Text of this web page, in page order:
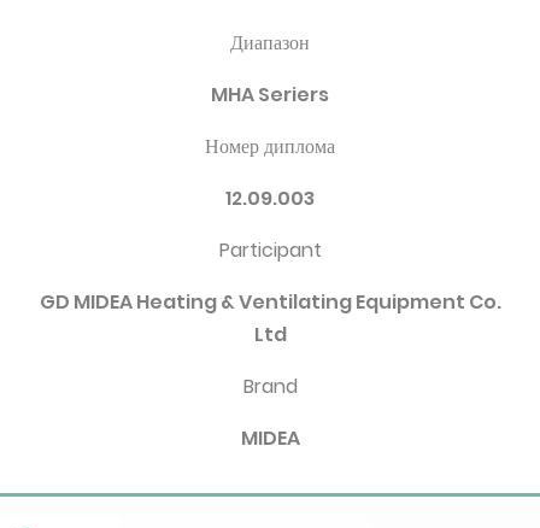
Диапазон
MHA Seriers
Номер диплома
12.09.003
Participant
GD MIDEA Heating & Ventilating Equipment Co.
Ltd
Brand
MIDEA